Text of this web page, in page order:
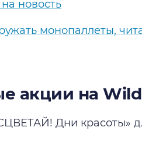
новость
монопаллеты,
акции на
Дни красоты»